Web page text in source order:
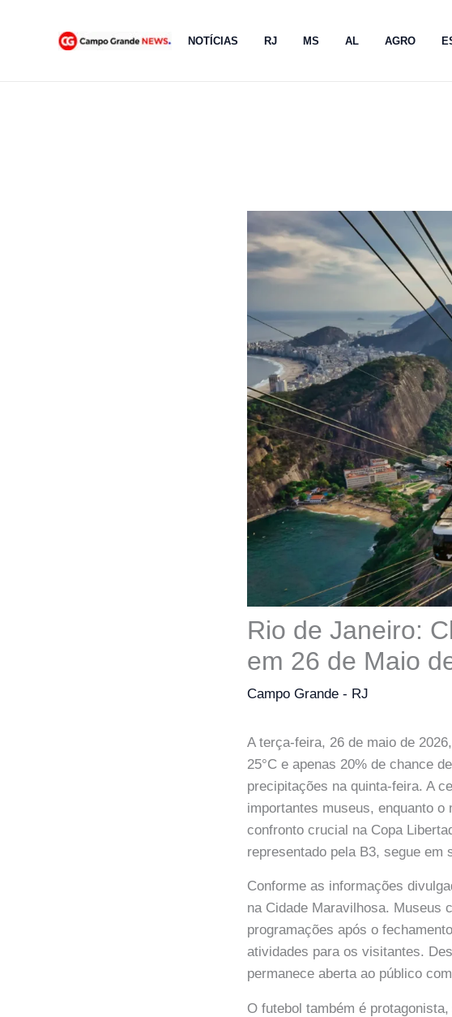
NOTÍCIAS RJ MS AL AGRO
Rio de Janeiro:
em 26 de Maio
Campo Grande - RJ
A terça-feira, 26 de maio de
25°C e apenas 20% de chance
precipitações na quinta-feira. A
importantes museus, enquanto
confronto crucial na Copa
representado pela B3, segue em
Conforme as informações
na Cidade Maravilhosa. Museus
programações após o
atividades para os visitantes.
permanece aberta ao público
O futebol também é